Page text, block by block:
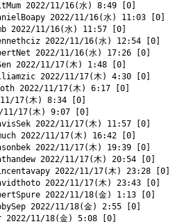
2022/11/16(水) 8:49 [0]
2022/11/16(水) 11:03 [0]
2022/11/16(水) 11:57 [0]
2022/11/16(水) 12:54 [0]
2022/11/16(水) 17:26 [0]
2022/11/17(木) 1:48 [0]
2022/11/17(木) 4:30 [0]
2022/11/17(木) 6:17 [0]
17(木) 8:34 [0]
11/17(木) 9:07 [0]
2022/11/17(木) 11:57 [0]
2022/11/17(木) 16:42 [0]
2022/11/17(木) 19:39 [0]
2022/11/17(木) 20:54 [0]
2022/11/17(木) 23:28 [0]
2022/11/17(木) 23:43 [0]
2022/11/18(金) 1:13 [0]
2022/11/18(金) 2:55 [0]
11/18(金) 5:08 [0]